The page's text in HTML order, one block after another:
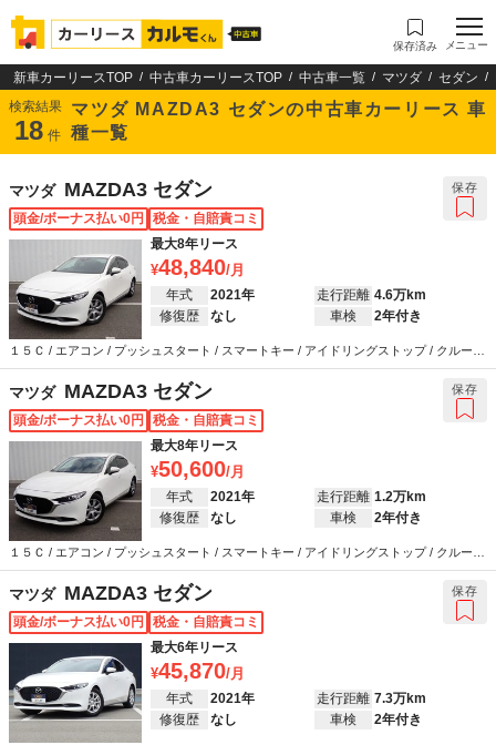
保存済み メニュー
新車カーリースTOP 中古車カーリースTOP 中古車一覧 マツダ セダン
検索結果
18 件
マツダ MAZDA3 セダンの中古車カーリース 車
種一覧
マツダ MAZDA3 セダン
頭金/ボーナス払い0円
税金・自賠責コミ
最大8年リース
48,840
年式 2021年 走行距離 4.6万km
修復歴
なし 車検 2年付き
１５Ｃ / エアコン / プッシュスタート / スマートキー / アイドリングストップ / クルーズ
コントロール / カーナビ / バックカメラ / ETC / 衝突被害軽減システム / ウインカーミラ
ー / ABS / エアバッグ / パワーステアリング / パワーウインドウ
保存
マツダ MAZDA3 セダン
頭金/ボーナス払い0円
税金・自賠責コミ
最大8年リース
50,600
年式 2021年 走行距離 1.2万km
修復歴
なし 車検 2年付き
１５Ｃ / エアコン / プッシュスタート / スマートキー / アイドリングストップ / クルーズ
コントロール / カーナビ / バックカメラ / ETC / 衝突被害軽減システム / ウインカーミラ
ー / ABS / エアバッグ / パワーステアリング / パワーウインドウ
保存
マツダ MAZDA3 セダン
頭金/ボーナス払い0円
税金・自賠責コミ
最大6年リース
45,870
年式 2021年 走行距離 7.3万km
修復歴
なし 車検 2年付き
保存